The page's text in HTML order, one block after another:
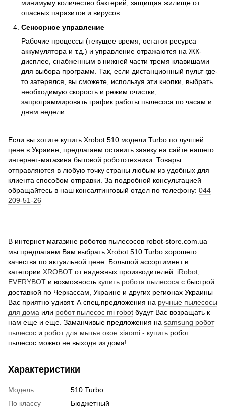
минимуму количество бактерий, защищая жилище от
опасных паразитов и вирусов.
Сенсорное управление
Рабочие процессы (текущее время, остаток ресурса
аккумулятора и т.д.) и управление отражаются на ЖК-
дисплее, снабженным в нижней части тремя клавишами
для выбора программ. Так, если дистанционный пульт где-
то затерялся, вы сможете, используя эти кнопки, выбрать
необходимую скорость и режим очистки,
запрограммировать график работы пылесоса по часам и
дням недели.
Если вы хотите купить Xrobot 510 модели Turbo по лучшей
цене в Украине, предлагаем оставить заявку на сайте нашего
интернет-магазина бытовой робототехники. Товары
отправляются в любую точку страны любым из удобных для
клиента способом отправки. За подробной консультацией
обращайтесь в наш консалтинговый отдел по телефону: 044
209-51-26
В интернет магазине роботов пылесосов robot-store.com.ua
мы предлагаем Вам выбрать Xrobot 510 Turbo хорошего
качества по актуальной цене. Большой ассортимент в
категории XROBOT от надежных производителей: iRobot
EVERYBOT и возможность купить робота пылесоса с быстрой
доставкой по Черкассам, Украине и других регионах Украины
Вас приятно удивят. А спец.предложения на ручные пылесосы
для дома или робот пылесос mi robot будут Вас возращать к
нам еще и еще. Заманчивые предложения на samsung робот
пылесос и робот для мытья окон xiaomi - купить робот
пылесос можно не выходя из дома!
Характеристики
Модель
510 Turbo
По классу
Бюджетный